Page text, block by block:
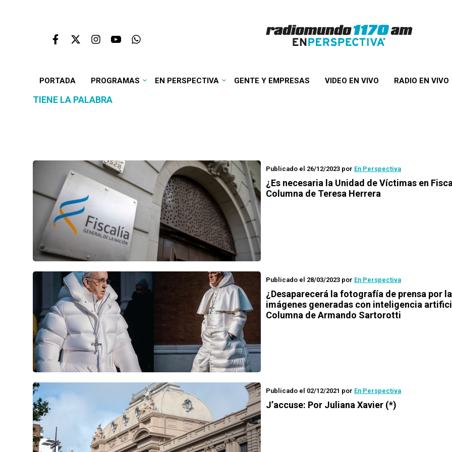
PORTADA PROGRAMAS EN PERSPECTIVA GENTE Y EMPRESAS VIDEO EN VIVO RADIO EN VIVO
TIENE LA PALABRA
Publicado el 26/12/2023 por En Perspectiva
¿Es necesaria la Unidad de Víctimas en
Columna de Teresa Herrera
Publicado el 28/03/2023 por En Perspectiva
¿Desaparecerá la fotografía de prensa por
imágenes generadas con inteligencia
Columna de Armando Sartorotti
Publicado el 02/12/2021 por En Perspectiva
J’accuse: Por Juliana Xavier (*)